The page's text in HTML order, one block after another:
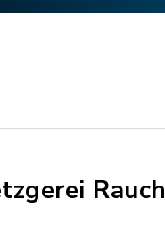
Rauch